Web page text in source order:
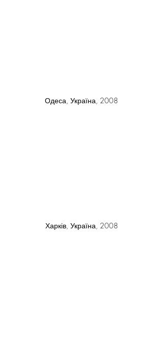
Одеса, Україна, 2008
Харків, Україна, 2008